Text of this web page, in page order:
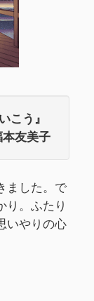
こう』
友美子
ました。で
り。ふたり
いやりの心